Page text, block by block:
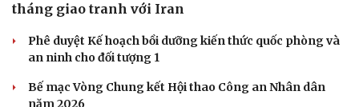
tháng giao tranh với Iran
Phê duyệt Kế hoạch bồi dưỡng kiến thức quốc phòng và
an ninh cho đối tượng 1
Bế mạc Vòng Chung kết Hội thao Công an Nhân dân
năm 2026